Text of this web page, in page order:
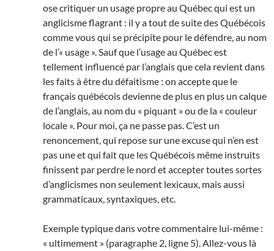
ose critiquer un usage propre au Québec qui est un
anglicisme flagrant : il y a tout de suite des Québécois
comme vous qui se précipite pour le défendre, au nom
de l’« usage ». Sauf que l’usage au Québec est
tellement influencé par l’anglais que cela revient dans
les faits à être du défaitisme : on accepte que le
français québécois devienne de plus en plus un calque
de l’anglais, au nom du « piquant » ou de la « couleur
locale ». Pour moi, ça ne passe pas. C’est un
renoncement, qui repose sur une excuse qui n’en est
pas une et qui fait que les Québécois même instruits
finissent par perdre le nord et accepter toutes sortes
d’anglicismes non seulement lexicaux, mais aussi
grammaticaux, syntaxiques, etc.
Exemple typique dans votre commentaire lui-même :
« ultimement » (paragraphe 2, ligne 5). Allez-vous là